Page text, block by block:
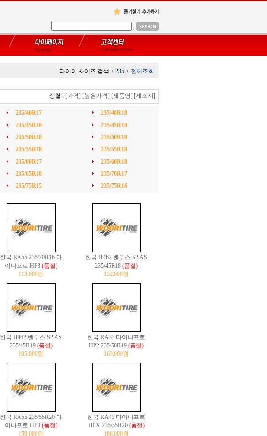
타이어 사이즈 검색 > 235 > 전체조회
정렬 : [가격] [높은가격] [제품명] [제조사]
235/40R17
235/40R18
235/45R18
235/45R19
235/50R18
235/50R19
235/55R18
235/55R19
235/60R17
235/60R18
235/65R18
235/70R17
235/75R15 235/75R16
한국 RA55 235/70R16 다
이나프로 HP3 (품절)
113,000원
한국 H462 벤투스 S2 AS
235/45R18 (품절)
152,000원
한국 H462 벤투스 S2 AS
235/45R19 (품절)
195,000원
한국 RA33 다이나프로
HP2 235/50R19 (품절)
163,000원
한국 RA55 235/55R20 다
이나프로 HP3 (품절)
159,000원
한국 RA43 다이나프로
HPX 235/55R20 (품절)
186,000원